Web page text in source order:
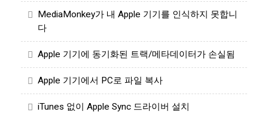
MediaMonkey가 내 Apple 기기를 인식하지 못합니
다
Apple 기기에 동기화된 트랙/메타데이터가 손실됨
Apple 기기에서 PC로 파일 복사
iTunes 없이 Apple Sync 드라이버 설치